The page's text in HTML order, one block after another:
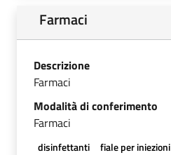
Farmaci
Descrizione
Farmaci
Modalità di conferimento
Farmaci
disinfettanti fiale per iniezioni